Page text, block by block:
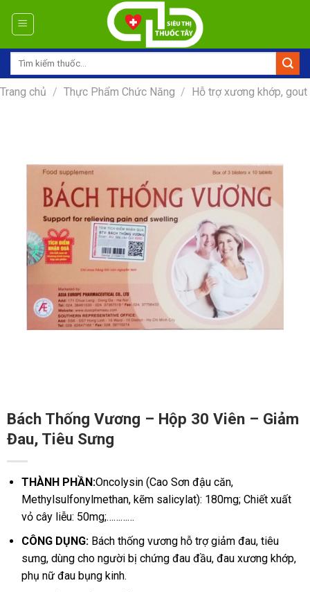
Tìm
Trang chủ / Thực Phẩm Chức Năng / Hỗ trợ xương khớp, gout
Bách Thống Vương – Hộp 30 Viên – Giảm
Đau, Tiêu Sưng
THÀNH PHẦN:Oncolysin (Cao Sơn đậu căn,
Methylsulfonylmethan, kẽm salicylat): 180mg; Chiết xuất
vỏ cây liễu: 50mg;…………
CÔNG DỤNG:Bách thống vương hỗ trợ giảm đau, tiêu
sưng, dùng cho người bị chứng đau đầu, đau xương khớp,
phụ nữ đau bụng kinh.